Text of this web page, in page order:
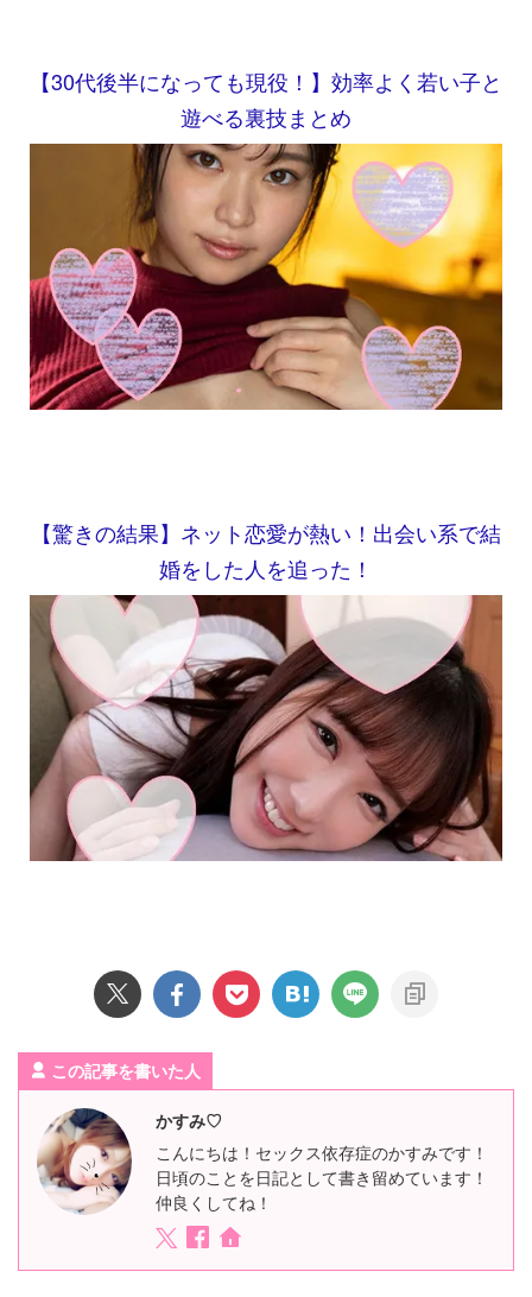
【30代後半になっても現役！】効率よく若い子と
遊べる裏技まとめ
【驚きの結果】ネット恋愛が熱い！出会い系で結
婚をした人を追った！
この記事を書いた人
かすみ♡
こんにちは！セックス依存症のかすみです！
日頃のことを日記として書き留めています！
仲良くしてね！